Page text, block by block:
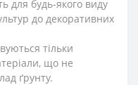
для будь-якого виду
до декоративних
тільки
що не
ґрунту.